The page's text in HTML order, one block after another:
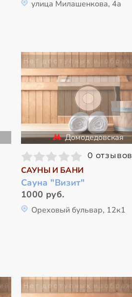
улица Милашенкова, 4а
Домодедовская
0 отзывов
САУНЫ И БАНИ
Сауна "Визит"
1000 руб.
Ореховый бульвар, 12к1